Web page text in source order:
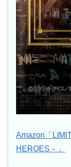
Amazon「
HEROES－」